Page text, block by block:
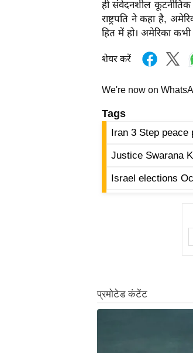
ही संवेदनशील कूटनीतिक
राष्ट्रपति ने कहा है,
हित में हो। अमेरिका कभी
शेयर करें
We're now on
Tags
Iran 3 Step peace
Justice Swarana
Israel elections